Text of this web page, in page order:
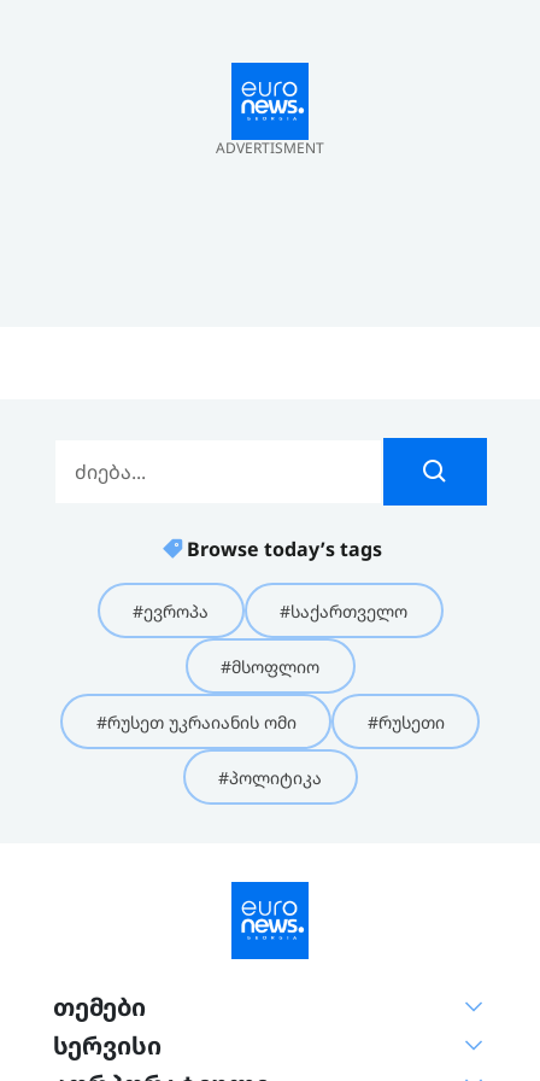
ADVERTISMENT
Browse today’s tags
#ევროპა #საქართველო
#მსოფლიო
#რუსეთ უკრაიანის ომი #რუსეთი
#პოლიტიკა
თემები
სერვისი